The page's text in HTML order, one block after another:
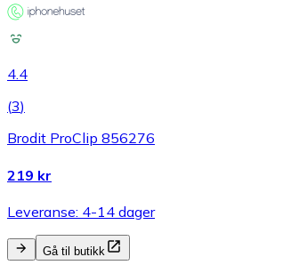
4.4
(3)
Brodit ProClip 856276
219 kr
Leveranse: 4-14 dager
Gå til butikk